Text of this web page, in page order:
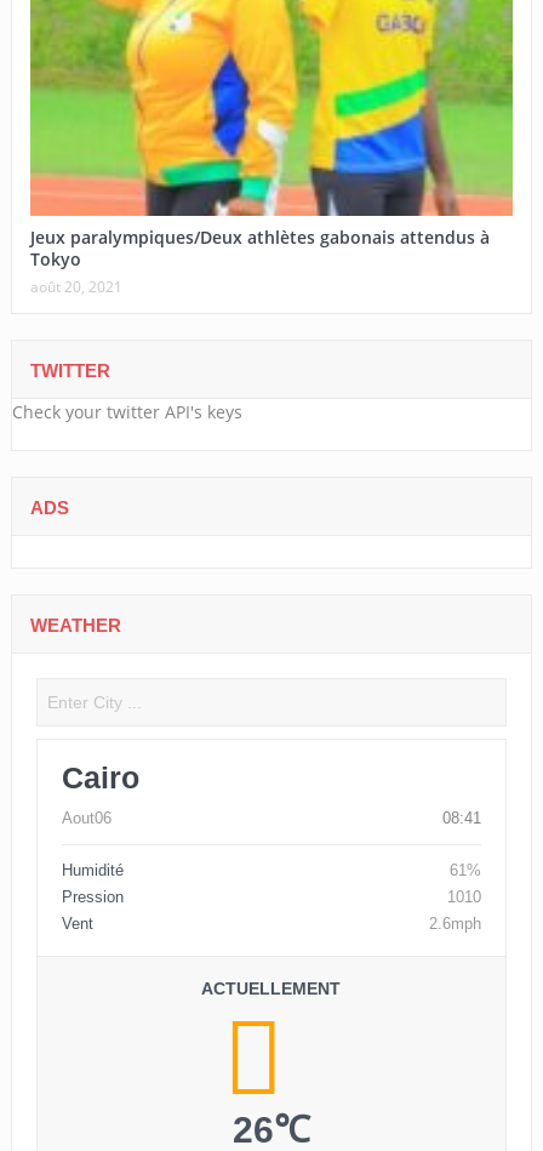
Jeux paralympiques/Deux athlètes gabonais attendus à
Tokyo
août 20, 2021
TWITTER
Check your twitter API's keys
ADS
WEATHER
Cairo
Aout06 08:41
Humidité
61%
Pression
1010
Vent
2.6mph
ACTUELLEMENT
26℃